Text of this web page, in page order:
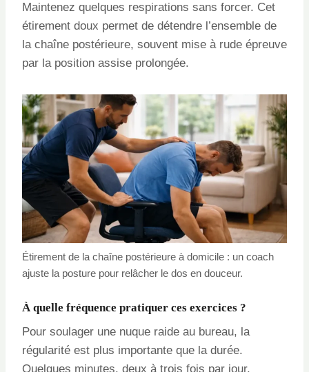
Maintenez quelques respirations sans forcer. Cet
étirement doux permet de détendre l’ensemble de
la chaîne postérieure, souvent mise à rude épreuve
par la position assise prolongée.
Étirement de la chaîne postérieure à domicile : un coach
ajuste la posture pour relâcher le dos en douceur.
À quelle fréquence pratiquer ces exercices ?
Pour soulager une nuque raide au bureau, la
régularité est plus importante que la durée.
Quelques minutes, deux à trois fois par jour,